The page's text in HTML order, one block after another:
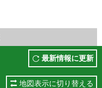
最新情報に更新
地図表示に切り替える